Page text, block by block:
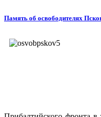
Память об освободителях